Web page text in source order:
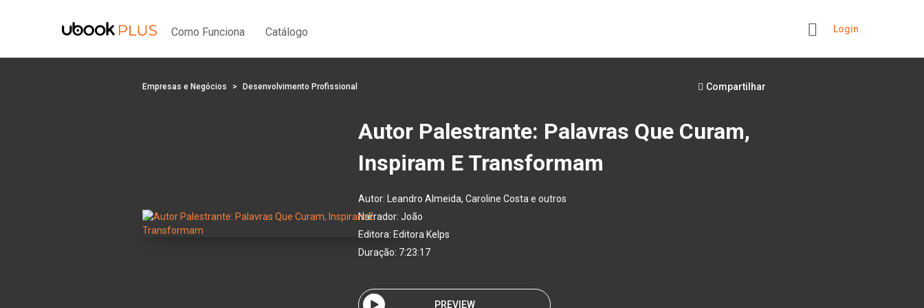
Como Funciona Catálogo Login
Empresas e Negócios Desenvolvimento Profissional Compartilhar
Autor Palestrante: Palavras Que Curam,
Inspiram E Transformam
Autor:
Leandro Almeida, Caroline Costa e outros
Narrador: João
Editora: Editora Kelps
Duração: 7:23:17
PREVIEW